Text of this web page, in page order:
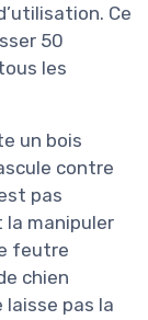
Ce
50
les
un bois
contre
pas
la manipuler
feutre
chien
laisse pas la